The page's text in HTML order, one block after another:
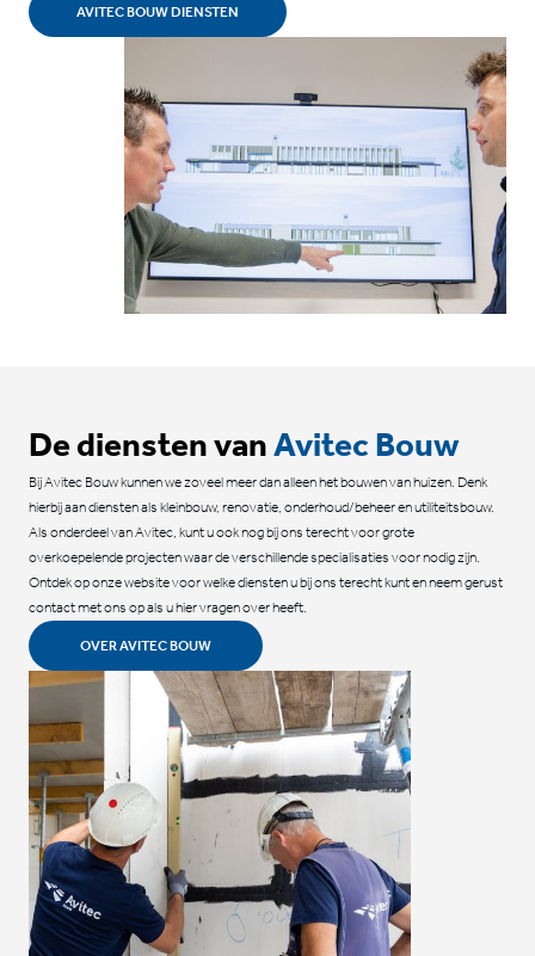
AVITEC BOUW DIENSTEN
De diensten vanAvitec Bouw
Bij Avitec Bouw kunnen we zoveel meer dan alleen het bouwen van huizen. Denk
hierbij aan diensten als kleinbouw, renovatie, onderhoud/beheer en utiliteitsbouw.
Als onderdeel van Avitec, kunt u ook nog bij ons terecht voor grote
overkoepelende projecten waar de verschillende specialisaties voor nodig zijn.
Ontdek op onze website voor welke diensten u bij ons terecht kunt en neem gerust
contact met ons op als u hier vragen over heeft.
OVER AVITEC BOUW